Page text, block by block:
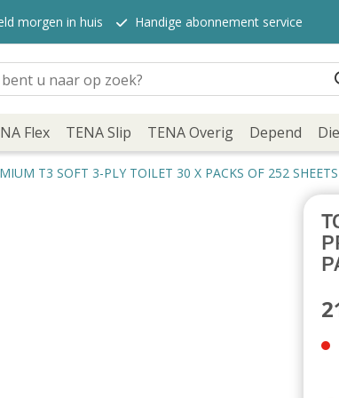
morgen in huis Handige abonnement service
Flex TENA Slip TENA Overig Depend
T3 SOFT 3-PLY TOILET 30 X PACKS OF 252